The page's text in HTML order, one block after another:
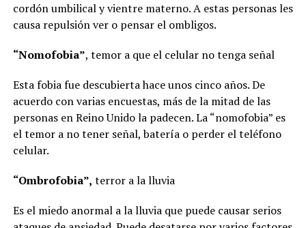
cordón umbilical y vientre materno. A estas personas les
causa repulsión ver o pensar el ombligos.
“Nomofobia”, temor a que el celular no tenga señal
Esta fobia fue descubierta hace unos cinco años. De
acuerdo con varias encuestas, más de la mitad de las
personas en Reino Unido la padecen. La “nomofobia” es
el temor a no tener señal, batería o perder el teléfono
celular.
“Ombrofobia”, terror a la lluvia
Es el miedo anormal a la lluvia que puede causar serios